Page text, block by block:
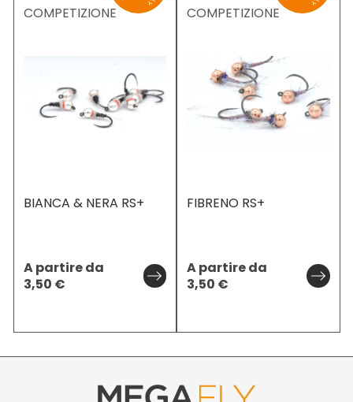
COMPETIZIONE
BIANCA & NERA RS+
A partire da
3,50 €
COMPETIZIONE
FIBRENO RS+
A partire da
3,50 €